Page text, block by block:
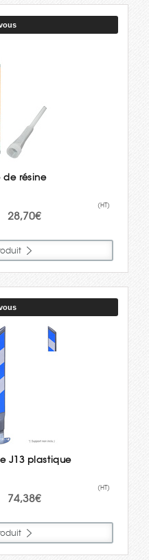
de résine
28,70€
(HT)
J13 plastique
74,38€
(HT)